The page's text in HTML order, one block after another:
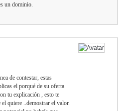
un dominio.
de contestar, estas
el porqué de su oferta
tu explicación , esto te
quiere ..demostrar el valor.